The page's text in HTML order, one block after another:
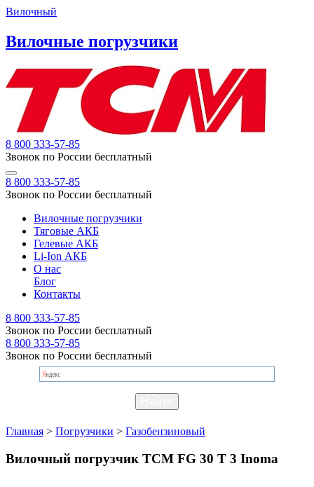
Вилочный
Вилочные погрузчики
8 800 333-57-85
Звонок по России бесплатный
8 800 333-57-85
Звонок по России бесплатный
Вилочные погрузчики
Тяговые АКБ
Гелевые АКБ
Li-Ion АКБ
О нас
Блог
Контакты
8 800 333-57-85
Звонок по России бесплатный
8 800 333-57-85
Звонок по России бесплатный
Главная > Погрузчики > Газобензиновый
Вилочный погрузчик TCM FG 30 T 3 Inoma